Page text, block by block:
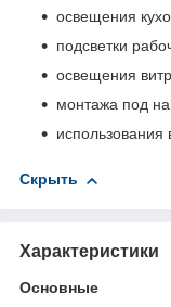
освещения
подсветки
освещения
монтажа под
Скрыть
Характеристики
Основные